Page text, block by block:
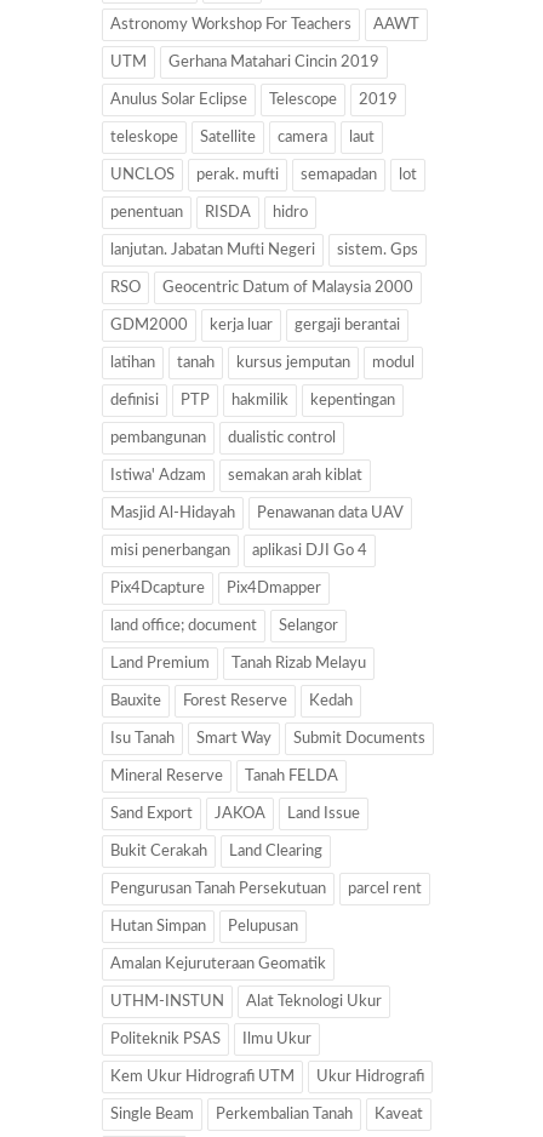
Astronomy Workshop For Teachers AAWT
UTM Gerhana Matahari Cincin 2019
Anulus Solar Eclipse Telescope 2019
teleskope Satellite camera laut
UNCLOS perak. mufti semapadan lot
penentuan RISDA hidro
lanjutan. Jabatan Mufti Negeri sistem. Gps
RSO Geocentric Datum of Malaysia 2000
GDM2000 kerja luar gergaji berantai
latihan tanah kursus jemputan modul
definisi PTP hakmilik kepentingan
pembangunan dualistic control
Istiwa' Adzam semakan arah kiblat
Masjid Al-Hidayah Penawanan data UAV
misi penerbangan aplikasi DJI Go 4
Pix4Dcapture Pix4Dmapper
land office; document Selangor
Land Premium Tanah Rizab Melayu
Bauxite Forest Reserve Kedah
Isu Tanah Smart Way Submit Documents
Mineral Reserve Tanah FELDA
Sand Export JAKOA Land Issue
Bukit Cerakah Land Clearing
Pengurusan Tanah Persekutuan parcel rent
Hutan Simpan Pelupusan
Amalan Kejuruteraan Geomatik
UTHM-INSTUN Alat Teknologi Ukur
Politeknik PSAS Ilmu Ukur
Kem Ukur Hidrografi UTM Ukur Hidrografi
Single Beam Perkembalian Tanah Kaveat